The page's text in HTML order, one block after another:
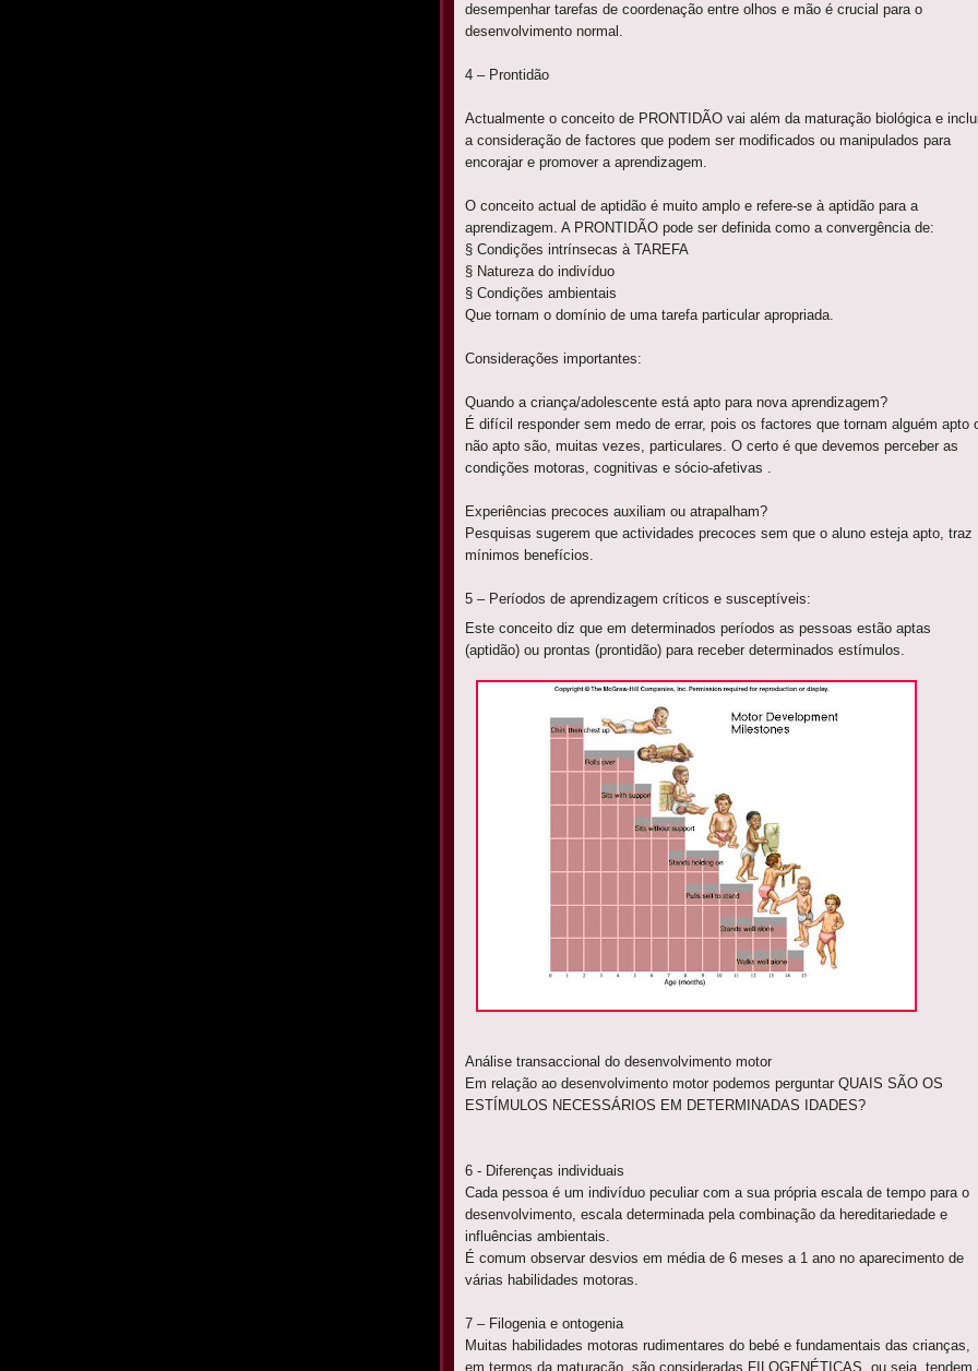
desempenhar tarefas de coordenação entre olhos e mão é crucial para o
desenvolvimento normal.
4 – Prontidão
Actualmente o conceito de PRONTIDÃO vai além da maturação biológica e
a consideração de factores que podem ser modificados ou manipulados para
encorajar e promover a aprendizagem.
O conceito actual de aptidão é muito amplo e refere-se à aptidão para a
aprendizagem. A PRONTIDÃO pode ser definida como a convergência de:
§Condições intrínsecas à TAREFA
§Natureza do indivíduo
§Condições ambientais
Que tornam o domínio de uma tarefa particular apropriada.
Considerações importantes:
Quando a criança/adolescente está apto para nova aprendizagem?
É difícil responder sem medo de errar, pois os factores que tornam alguém apto
não apto são, muitas vezes, particulares. O certo é que devemos perceber as
condições motoras, cognitivas e sócio-afetivas .
Experiências precoces auxiliam ou atrapalham?
Pesquisas sugerem que actividades precoces sem que o aluno esteja apto, traz
mínimos benefícios.
5 – Períodos de aprendizagem críticos e susceptíveis:
Este conceito diz que em determinados períodos as pessoas estão aptas
(aptidão) ou prontas (prontidão) para receber determinados estímulos.
Análise transaccional do desenvolvimento motor
Em relação ao desenvolvimento motor podemos perguntar QUAIS SÃO OS
ESTÍMULOS NECESSÁRIOS EM DETERMINADAS IDADES?
6 - Diferenças individuais
Cada pessoa é um indivíduo peculiar com a sua própria escala de tempo para o
desenvolvimento, escala determinada pela combinação da hereditariedade e
influências ambientais.
É comum observar desvios em média de 6 meses a 1 ano no aparecimento de
várias habilidades motoras.
7 – Filogenia e ontogenia
Muitas habilidades motoras rudimentares do bebé e fundamentais das crianças,
em termos da maturação, são consideradas FILOGENÉTICAS, ou seja, tendem